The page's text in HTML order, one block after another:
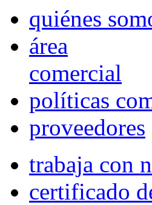
quiénes
área
comercial
políticas
proveedores
trabaja con
certificado